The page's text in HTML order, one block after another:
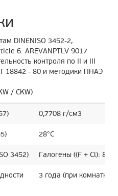
DINENISO 3452-2,
6. AREVANPTLV 9017
контроля по II и III
18842 - 80 и методики ПНАЭ
/ CKW)
0,7708 г/см3
28°C
3452) Галогены ((F + Cl): 8
3 года (при комнатной